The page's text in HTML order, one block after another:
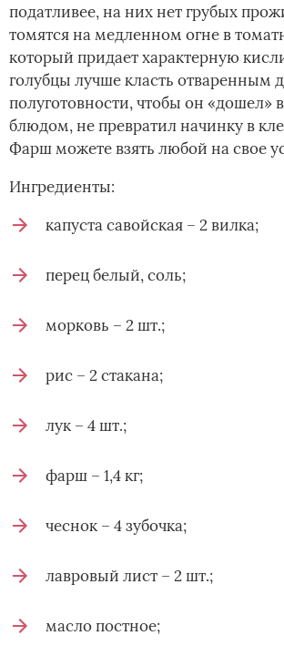
податливее, на них нет грубых
томятся на медленном огне в
который придает характерную
голубцы лучше класть отваренным
полуготовности, чтобы он «дошел»
блюдом, не превратил начинку в
Фарш можете взять любой на свое
Ингредиенты:
капуста савойская – 2 вилка;
перец белый, соль;
морковь – 2 шт.;
рис – 2 стакана;
лук – 4 шт.;
фарш – 1,4 кг;
чеснок – 4 зубочка;
лавровый лист – 2 шт.;
масло постное;